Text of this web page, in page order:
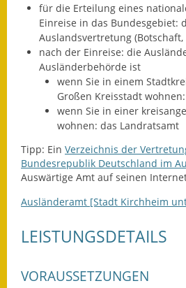
Zahlen
Rathaus
Bauhof
für die Erteilung eines
Einreise in das Bundesgebiet:
Auslandsvertretung (Botschaft,
nach der Einreise: die
Ausländerbehörde ist
wenn Sie in einem
Großen Kreisstadt
wenn Sie in einer
wohnen: das Landratsamt
Tipp: Ein Verzeichnis der
Bundesrepublik Deutschland im
Auswärtige Amt auf seinen
Ausländeramt [Stadt Kirchheim
LEISTUNGSDETAILS
VORAUSSETZUNGEN